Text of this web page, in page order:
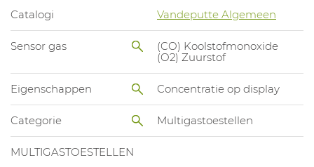
Catalogi Vandeputte Algemeen
Sensor gas
(CO) Koolstofmonoxide
(O2) Zuurstof
Eigenschappen Concentratie op display
Categorie Multigastoestellen
MULTIGASTOESTELLEN